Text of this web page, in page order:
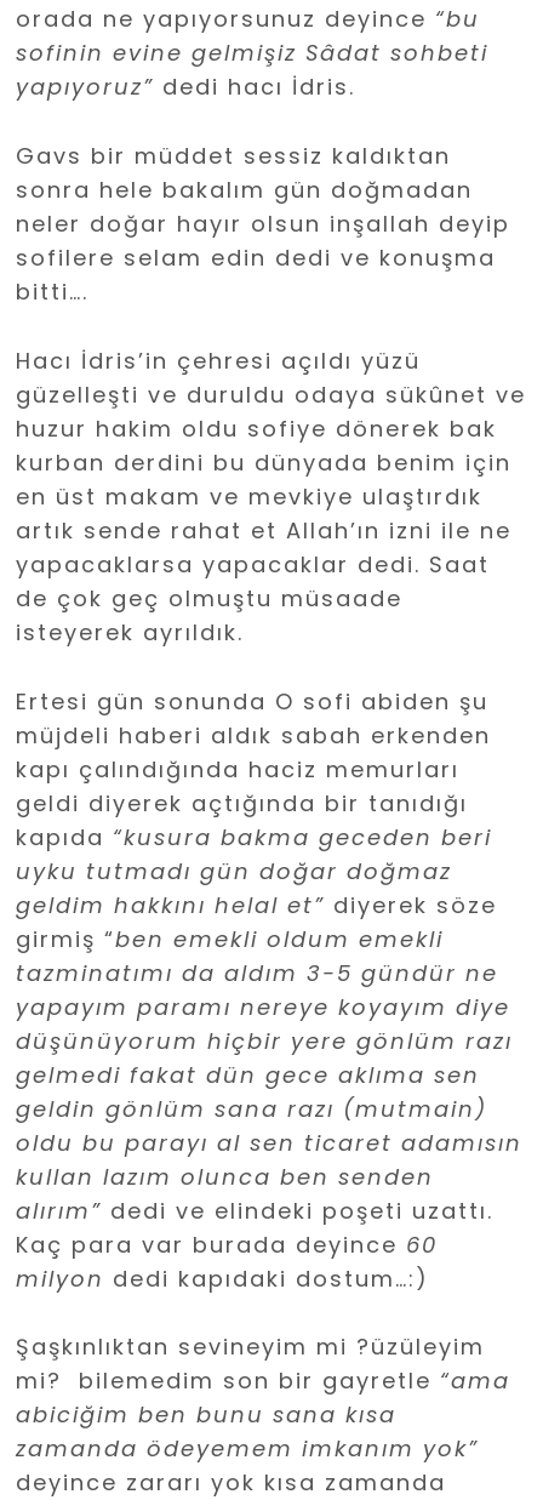
orada ne yapıyorsunuz deyince “bu
sofinin evine gelmişiz Sâdat sohbeti
yapıyoruz” dedi hacı İdris.
Gavs bir müddet sessiz kaldıktan
sonra hele bakalım gün doğmadan
neler doğar hayır olsun inşallah deyip
sofilere selam edin dedi ve konuşma
bitti….
Hacı İdris’in çehresi açıldı yüzü
güzelleşti ve duruldu odaya sükûnet ve
huzur hakim oldu sofiye dönerek bak
kurban derdini bu dünyada benim için
en üst makam ve mevkiye ulaştırdık
artık sende rahat et Allah’ın izni ile ne
yapacaklarsa yapacaklar dedi. Saat
de çok geç olmuştu müsaade
isteyerek ayrıldık.
Ertesi gün sonunda O sofi abiden şu
müjdeli haberi aldık sabah erkenden
kapı çalındığında haciz memurları
geldi diyerek açtığında bir tanıdığı
kapıda “kusura bakma geceden beri
uyku tutmadı gün doğar doğmaz
geldim hakkını helal et” diyerek söze
girmiş “ben emekli oldum emekli
tazminatımı da aldım 3-5 gündür ne
yapayım paramı nereye koyayım diye
düşünüyorum hiçbir yere gönlüm razı
gelmedi fakat dün gece aklıma sen
geldin gönlüm sana razı (mutmain)
oldu bu parayı al sen ticaret adamısın
kullan lazım olunca ben senden
alırım” dedi ve elindeki poşeti uzattı.
Kaç para var burada deyince 60
milyon dedi kapıdaki dostum…:)
Şaşkınlıktan sevineyim mi ?üzüleyim
mi? bilemedim son bir gayretle “ama
abiciğim ben bunu sana kısa
zamandaödeyemem imkanım yok”
deyince zararı yok kısa zamanda